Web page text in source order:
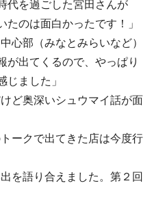
代を過ごした宮田さんが
たのは面白かったです！」
心部（みなとみらいなど）
が出てくるので、やっぱり
じました」
ど奥深いシュウマイ話が面
ークで出てきた店は今度行
を語り合えました。第２回